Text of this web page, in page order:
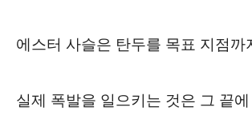
에스터 사슬은 탄두를 목표 지점
실제 폭발을 일으키는 것은 그 끝